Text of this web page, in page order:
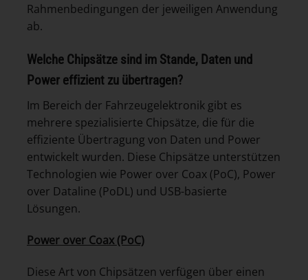
Rahmenbedingungen der jeweiligen Anwendung
ab.
Welche Chipsätze sind im Stande, Daten und
Power effizient zu übertragen?
Im Bereich der Fahrzeugelektronik gibt es
mehrere spezialisierte Chipsätze, die für die
effiziente Übertragung von Daten und Power
entwickelt wurden. Diese Chipsätze unterstützen
Technologien wie Power over Coax (PoC), Power
over Dataline (PoDL) und USB-basierte
Lösungen.
Power over Coax (PoC)
Diese Art von Chipsätzen verfügen über einen